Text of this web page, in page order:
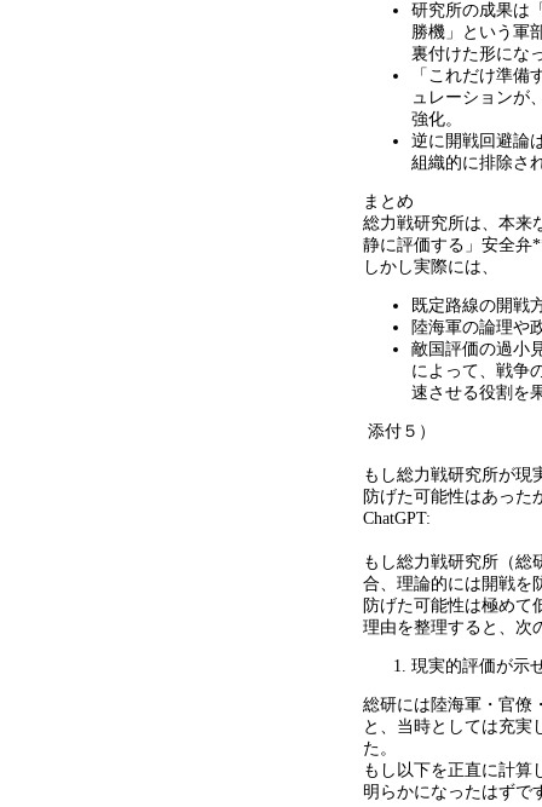
研究所の成果は
勝機」という軍
裏付けた形にな
「これだけ準備
ュレーションが
強化。
逆に開戦回避論
組織的に排除さ
まとめ
総力戦研究所は、本来
静に評価する」安全弁
しかし実際には、
既定路線の開戦
陸海軍の論理や
敵国評価の過小
によって、戦争
速させる役割を
添付５）
もし総力戦研究所が現
防げた可能性はあった
ChatGPT:
もし総力戦研究所（総
合、理論的には開戦を
防げた可能性は極めて
理由を整理すると、次
現実的評価が示
総研には陸海軍・官僚
と、当時としては充実
た。
もし以下を正直に計算
明らかになったはずで